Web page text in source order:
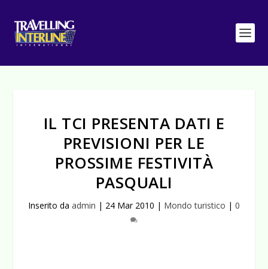
IL TCI PRESENTA DATI E
PREVISIONI PER LE
PROSSIME FESTIVITÀ
PASQUALI
Inserito da admin | 24 Mar 2010 | Mondo turistico | 0